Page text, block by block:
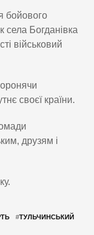
бойового
села Богданівка
військовий
своєї країни.
друзям і
#ТУЛЬЧИНСЬКИЙ